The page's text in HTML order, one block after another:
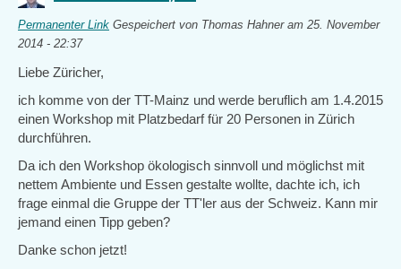
Permanenter Link Gespeichert von Thomas Hahneram 25. November
2014 - 22:37
Liebe Züricher,
ich komme von der TT-Mainz und werde beruflich am 1.4.2015
einen Workshop mit Platzbedarf für 20 Personen in Zürich
durchführen.
Da ich den Workshop ökologisch sinnvoll und möglichst mit
nettem Ambiente und Essen gestalte wollte, dachte ich, ich
frage einmal die Gruppe der TT'ler aus der Schweiz. Kann mir
jemand einen Tipp geben?
Danke schon jetzt!